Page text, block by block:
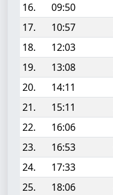
16.
09:50
17.
10:57
18.
12:03
19.
13:08
20.
14:11
21.
15:11
22.
16:06
23.
16:53
24.
17:33
25.
18:06